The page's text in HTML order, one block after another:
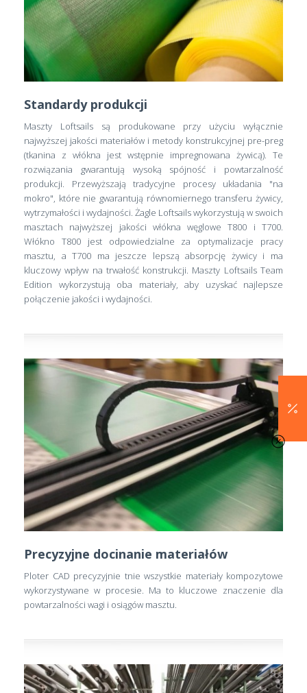
Standardy produkcji
Maszty Loftsails są produkowane przy użyciu wyłącznie
najwyższej jakości materiałów i metody konstrukcyjnej pre-preg
(tkanina z włókna jest wstępnie impregnowana żywicą). Te
rozwiązania gwarantują wysoką spójność i powtarzalność
produkcji. Przewyższają tradycyjne procesy układania "na
mokro", które nie gwarantują równomiernego transferu żywicy,
wytrzymałości i wydajności. Żagle Loftsails wykorzystują w swoich
masztach najwyższej jakości włókna węglowe T800 i T700.
Włókno T800 jest odpowiedzialne za optymalizacje pracy
masztu, a T700 ma jeszcze lepszą absorpcję żywicy i ma
kluczowy wpływ na trwałość konstrukcji. Maszty Loftsails Team
Edition wykorzystują oba materiały, aby uzyskać najlepsze
połączenie jakości i wydajności.
Precyzyjne docinanie materiałów
Ploter CAD precyzyjnie tnie wszystkie materiały kompozytowe
wykorzystywane w procesie. Ma to kluczowe znaczenie dla
powtarzalności wagi i osiągów masztu.